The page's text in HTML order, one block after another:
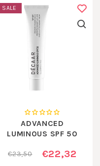
SALE
ADVANCED
LUMINOUS SPF 50
€23,50 €22,32